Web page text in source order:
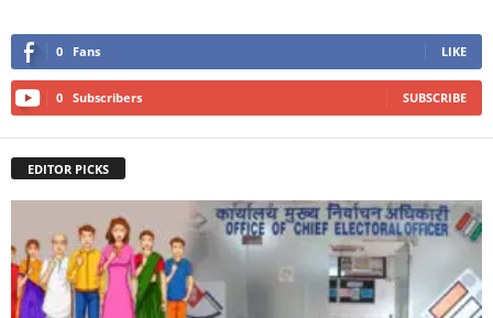
0 Fans LIKE
0 Subscribers SUBSCRIBE
EDITOR PICKS